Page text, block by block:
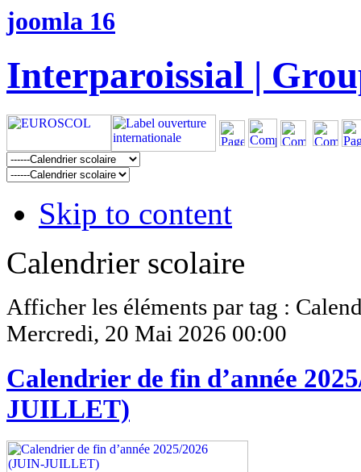
joomla 16
Interparoissial |
Skip to content
Calendrier scolaire
Afficher les éléments par tag :
Mercredi, 20 Mai 2026 00:00
Calendrier de fin d’année
JUILLET)